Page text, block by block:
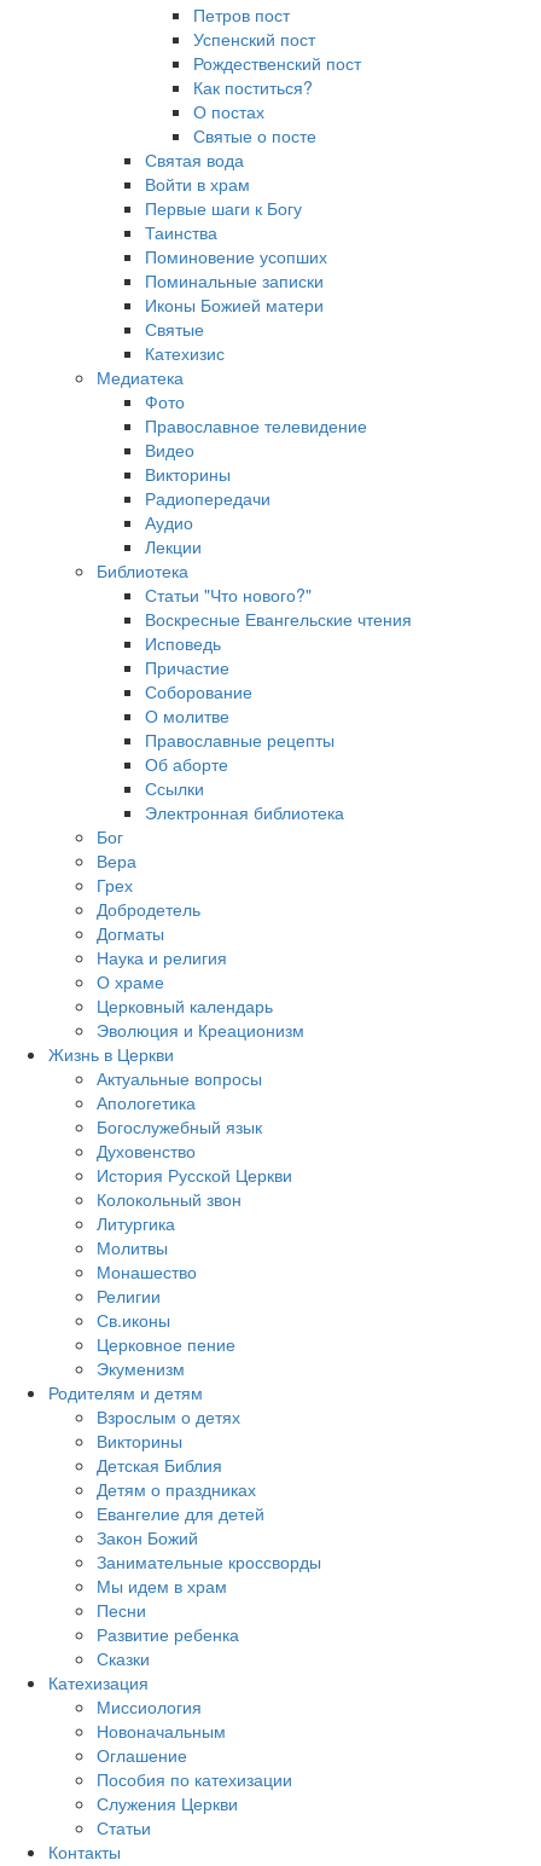
Петров пост
Успенский пост
Рождественский пост
Как поститься?
О постах
Святые о посте
Святая вода
Войти в храм
Первые шаги к Богу
Таинства
Поминовение усопших
Поминальные записки
Иконы Божией матери
Святые
Катехизис
Медиатека
Фото
Православное телевидение
Видео
Викторины
Радиопередачи
Аудио
Лекции
Библиотека
Статьи "Что нового?"
Воскресные Евангельские чтения
Исповедь
Причастие
Соборование
О молитве
Православные рецепты
Об аборте
Ссылки
Электронная библиотека
Бог
Вера
Грех
Добродетель
Догматы
Наука и религия
О храме
Церковный календарь
Эволюция и Креационизм
Жизнь в Церкви
Актуальные вопросы
Апологетика
Богослужебный язык
Духовенство
История Русской Церкви
Колокольный звон
Литургика
Молитвы
Монашество
Религии
Св.иконы
Церковное пение
Экуменизм
Родителям и детям
Взрослым о детях
Викторины
Детская Библия
Детям о праздниках
Евангелие для детей
Закон Божий
Занимательные кроссворды
Мы идем в храм
Песни
Развитие ребенка
Сказки
Катехизация
Миссиология
Новоначальным
Оглашение
Пособия по катехизации
Служения Церкви
Статьи
Контакты